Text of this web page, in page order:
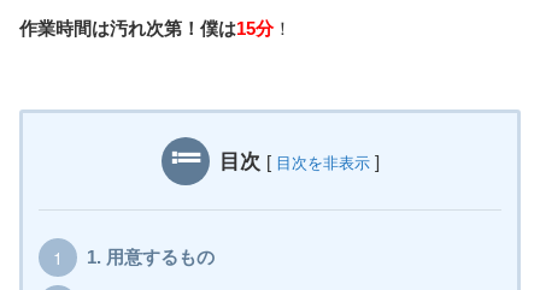
作業時間は汚れ次第！僕は15分！
目次 [ 目次を非表示 ]
1. 用意するもの